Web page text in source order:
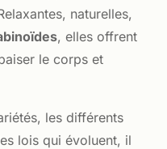
naturelles,
, elles offrent
le corps et
les différents
lois qui évoluent, il